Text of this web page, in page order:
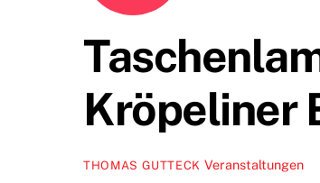
Kröpeliner
THOMAS GUTTECK Veranstaltungen